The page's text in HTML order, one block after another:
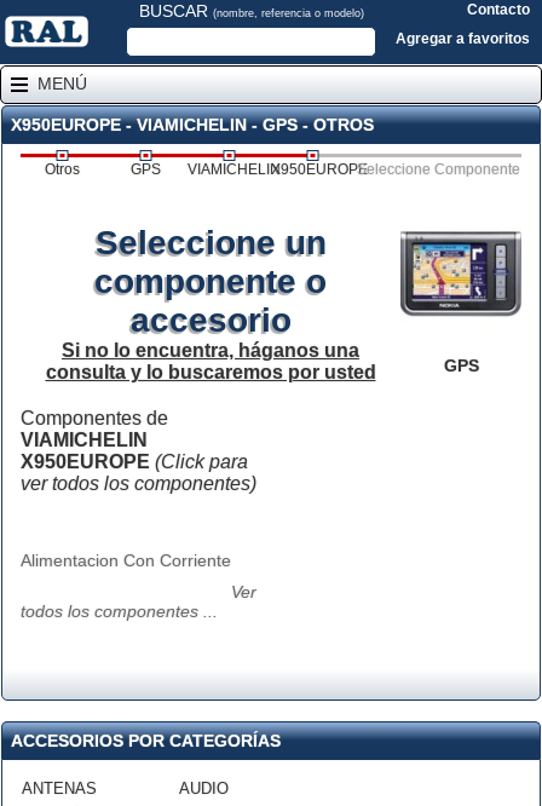
BUSCAR (nombre, referencia o modelo)
Contacto
Agregar a favoritos
MENÚ
X950EUROPE - VIAMICHELIN - GPS - OTROS
Otros GPS VIAMICHELINX950EUROPESeleccione Componente
GPS
Seleccione un
componente o
accesorio
Si no lo encuentra, háganos una
consulta y lo buscaremos por usted
Componentes de
VIAMICHELIN
X950EUROPE (Click para
ver todos los componentes)
Alimentacion Con Corriente
Ver
todos los componentes ...
ACCESORIOS POR CATEGORÍAS
ANTENAS
AUDIO